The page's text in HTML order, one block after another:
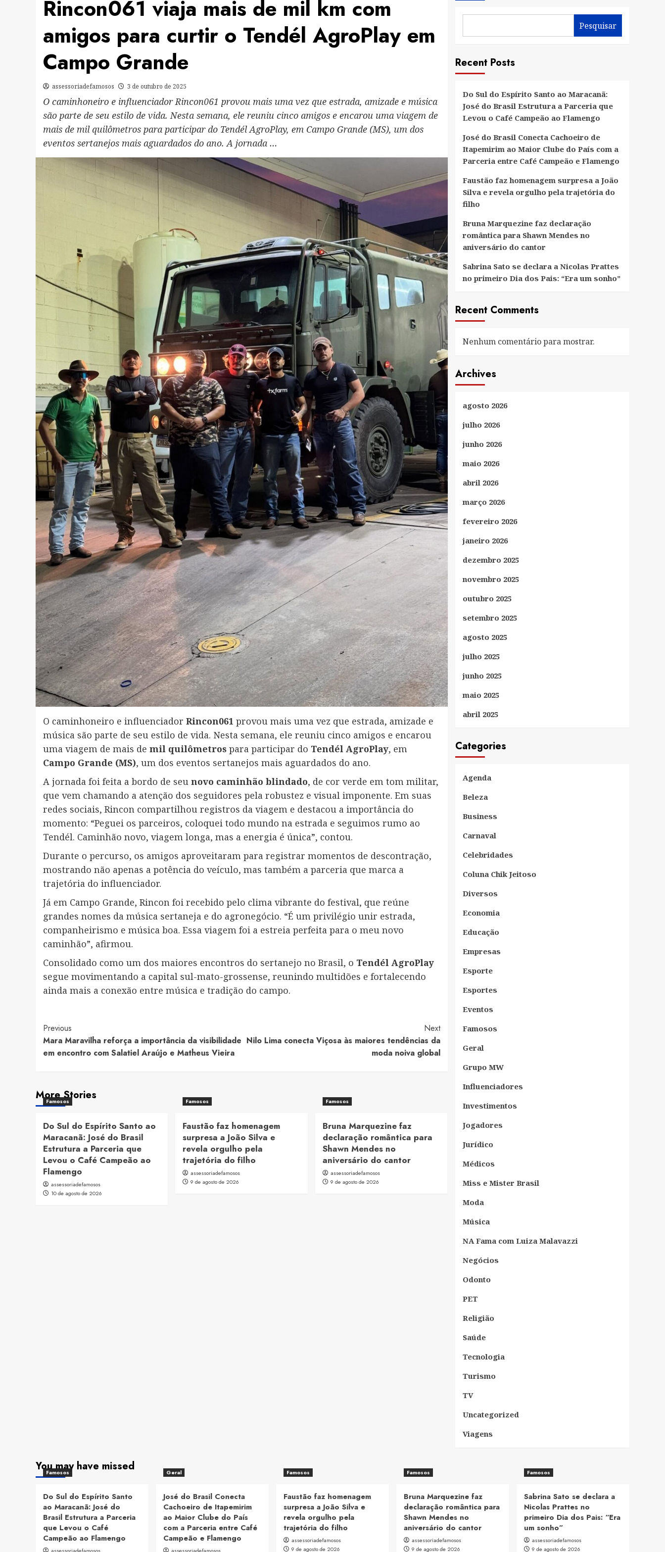
Rincon061 viaja mais de mil km com
amigos para curtir o Tendél AgroPlay em
Campo Grande
assessoriadefamosos 3 de outubro de 2025
O caminhoneiro e influenciador Rincon061 provou mais uma vez que estrada, amizade e música
são parte de seu estilo de vida. Nesta semana, ele reuniu cinco amigos e encarou uma viagem de
mais de mil quilômetros para participar do Tendél AgroPlay, em Campo Grande (MS), um dos
eventos sertanejos mais aguardados do ano. A jornada …
O caminhoneiro e influenciador Rincon061 provou mais uma vez que estrada, amizade e
música são parte de seu estilo de vida. Nesta semana, ele reuniu cinco amigos e encarou
uma viagem de mais de mil quilômetros para participar do Tendél AgroPlay, em
Campo Grande (MS), um dos eventos sertanejos mais aguardados do ano.
A jornada foi feita a bordo de seu novo caminhão blindado, de cor verde em tom militar,
que vem chamando a atenção dos seguidores pela robustez e visual imponente. Em suas
redes sociais, Rincon compartilhou registros da viagem e destacou a importância do
momento: “Peguei os parceiros, coloquei todo mundo na estrada e seguimos rumo ao
Tendél. Caminhão novo, viagem longa, mas a energia é única”, contou.
Durante o percurso, os amigos aproveitaram para registrar momentos de descontração,
mostrando não apenas a potência do veículo, mas também a parceria que marca a
trajetória do influenciador.
Já em Campo Grande, Rincon foi recebido pelo clima vibrante do festival, que reúne
grandes nomes da música sertaneja e do agronegócio. “É um privilégio unir estrada,
companheirismo e música boa. Essa viagem foi a estreia perfeita para o meu novo
caminhão”, afirmou.
Consolidado como um dos maiores encontros do sertanejo no Brasil, o Tendél AgroPlay
segue movimentando a capital sul-mato-grossense, reunindo multidões e fortalecendo
ainda mais a conexão entre música e tradição do campo.
Post
Navigation
Previous
Mara Maravilha reforça a importância da visibilidade
em encontro com Salatiel Araújo e Matheus Vieira
Next
Nilo Lima conecta Viçosa às maiores tendências da
moda noiva global
More Stories
Famosos
Do Sul do Espírito Santo ao
Maracanã: José do Brasil
Estrutura a Parceria que
Levou o Café Campeão ao
Flamengo
assessoriadefamosos
10 de agosto de 2026
Famosos
Faustão faz homenagem
surpresa a João Silva e
revela orgulho pela
trajetória do filho
assessoriadefamosos
9 de agosto de 2026
Famosos
Bruna Marquezine faz
declaração romântica para
Shawn Mendes no
aniversário do cantor
assessoriadefamosos
9 de agosto de 2026
Pesquisar
Recent Posts
Do Sul do Espírito Santo ao Maracanã:
José do Brasil Estrutura a Parceria que
Levou o Café Campeão ao Flamengo
José do Brasil Conecta Cachoeiro de
Itapemirim ao Maior Clube do País com a
Parceria entre Café Campeão e Flamengo
Faustão faz homenagem surpresa a João
Silva e revela orgulho pela trajetória do
filho
Bruna Marquezine faz declaração
romântica para Shawn Mendes no
aniversário do cantor
Sabrina Sato se declara a Nicolas Prattes
no primeiro Dia dos Pais: “Era um sonho”
Recent Comments
Nenhum comentário para mostrar.
Archives
agosto 2026
julho 2026
junho 2026
maio 2026
abril 2026
março 2026
fevereiro 2026
janeiro 2026
dezembro 2025
novembro 2025
outubro 2025
setembro 2025
agosto 2025
julho 2025
junho 2025
maio 2025
abril 2025
Categories
Agenda
Beleza
Business
Carnaval
Celebridades
Coluna Chik Jeitoso
Diversos
Economia
Educação
Empresas
Esporte
Esportes
Eventos
Famosos
Geral
Grupo MW
Influenciadores
Investimentos
Jogadores
Jurídico
Médicos
Miss e Mister Brasil
Moda
Música
NA Fama com Luiza Malavazzi
Negócios
Odonto
PET
Religião
Saúde
Tecnologia
Turismo
TV
Uncategorized
Viagens
You may have missed
Famosos
Do Sul do Espírito Santo
ao Maracanã: José do
Brasil Estrutura a Parceria
que Levou o Café
Campeão ao Flamengo
Geral
José do Brasil Conecta
Cachoeiro de Itapemirim
ao Maior Clube do País
com a Parceria entre Café
Campeão e Flamengo
Famosos
Faustão faz homenagem
surpresa a João Silva e
revela orgulho pela
trajetória do filho
assessoriadefamosos
9 de agosto de 2026
Famosos
Bruna Marquezine faz
declaração romântica para
Shawn Mendes no
aniversário do cantor
assessoriadefamosos
9 de agosto de 2026
Famosos
Sabrina Sato se declara a
Nicolas Prattes no
primeiro Dia dos Pais: “Era
um sonho”
assessoriadefamosos
9 de agosto de 2026